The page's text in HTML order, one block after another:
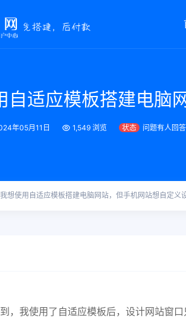
自适应模板搭建电脑
年05月11日 1,549 浏览 状态 问题有人回
我想使用自适应模板搭建电脑网站，但手机网站想自定义
，我使用了自适应模板后，设计网站窗